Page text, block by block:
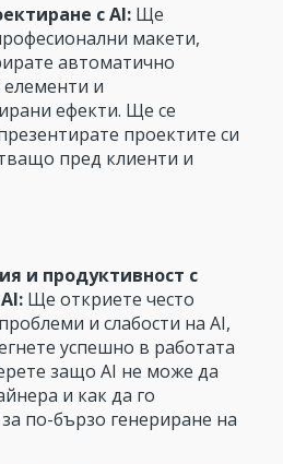
с AI: Ще
макети,
автоматично
и
ефекти. Ще се
проектите си
пред клиенти и
и продуктивност с
Ще откриете често
и слабости на AI,
успешно в работата
защо AI не може да
и как да го
по-бързо генериране на